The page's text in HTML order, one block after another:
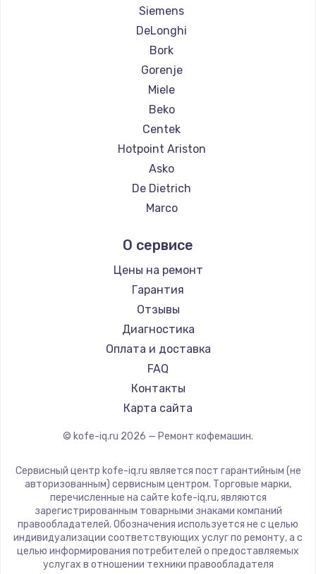
Ремонт кофемашин Nivona
Ремонт кофемашин Astoria
Ремонт кофемашин JVC
Ремонт кофемашин Ariston
Ремонт кофемашин Grundig
Ремонт кофемашин ROCKET MOZZAFIATO
Ремонт кофемашин Vivitek
Ремонт кофемашин Thomson
Ремонт кофемашин Hisense
Ремонт кофемашин DELTA
Ремонт кофемашин Tefal
Ремонт кофемашин RED solution
Ремонт кофемашин Bravilor Bonamat
Ремонт кофемашин Vard
Ремонт кофемашин Tuvio
Ремонт кофемашин Carrera
Ремонт кофемашин Supra
Siemens
DeLonghi
Bork
Gorenje
Miele
Beko
Centek
Hotpoint Ariston
Asko
De Dietrich
Marco
Jura
Olympia
Saeco
La Cimbali
WMF
Yamaguchi
Nivona
Astoria
JVC
ROCKET MOZZAFIATO
Vivitek
Thomson
Hisense
DELTA
Tefal
О сервисе
Цены на ремонт
Гарантия
Отзывы
Диагностика
Оплата и доставка
FAQ
Контакты
Карта сайта
© kofe-iq.ru 2026 — Ремонт кофемашин.
Сервисный центр kofe-iq.ru является пост гарантийным (не
авторизованным) сервисным центром. Торговые марки,
перечисленные на сайте kofe-iq.ru, являются
зарегистрированным товарными знаками компаний
правообладателей. Обозначения используется не с целью
индивидуализации соответствующих услуг по ремонту, а с
целью информирования потребителей о предоставляемых
услугах в отношении техники правообладателя